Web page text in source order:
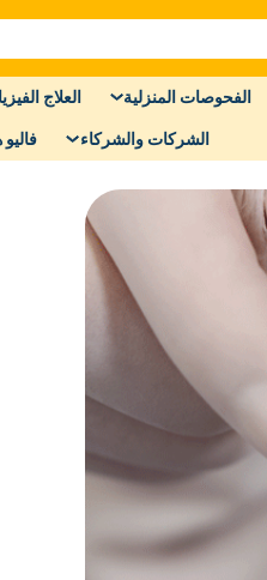
الفحوصات المنزلية العلاج
الشركات والشركاء